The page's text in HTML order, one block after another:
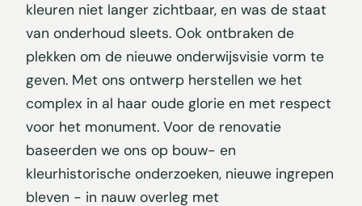
kleuren niet langer zichtbaar, en was de staat
van onderhoud sleets. Ook ontbraken de
plekken om de nieuwe onderwijsvisie vorm te
geven. Met ons ontwerp herstellen we het
complex in al haar oude glorie en met respect
voor het monument. Voor de renovatie
baseerden we ons op bouw- en
kleurhistorische onderzoeken, nieuwe ingrepen
bleven - in nauw overleg met